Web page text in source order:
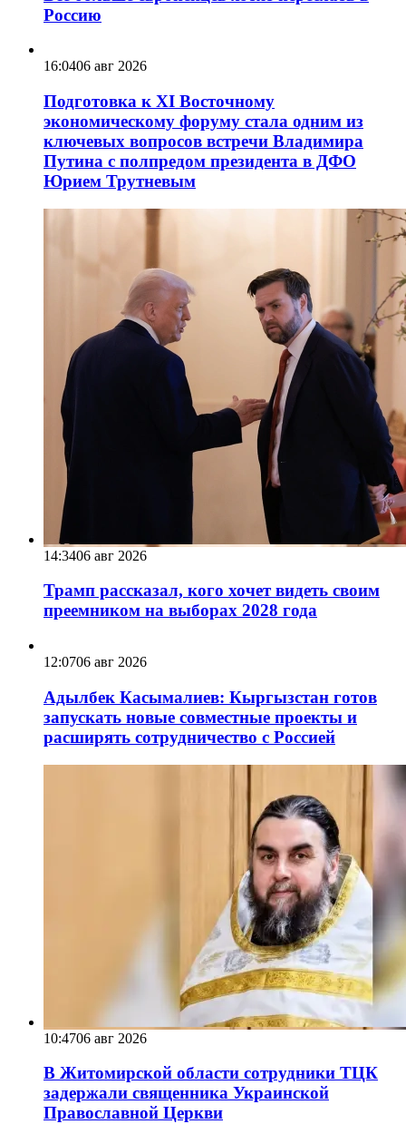
Россию
16:0406 авг 2026
Подготовка к XI Восточному
экономическому форуму стала одним из
ключевых вопросов встречи Владимира
Путина с полпредом президента в ДФО
Юрием Трутневым
14:3406 авг 2026
Трамп рассказал, кого хочет видеть своим
преемником на выборах 2028 года
12:0706 авг 2026
Адылбек Касымалиев: Кыргызстан готов
запускать новые совместные проекты и
расширять сотрудничество с Россией
10:4706 авг 2026
В Житомирской области сотрудники ТЦК
задержали священника Украинской
Православной Церкви